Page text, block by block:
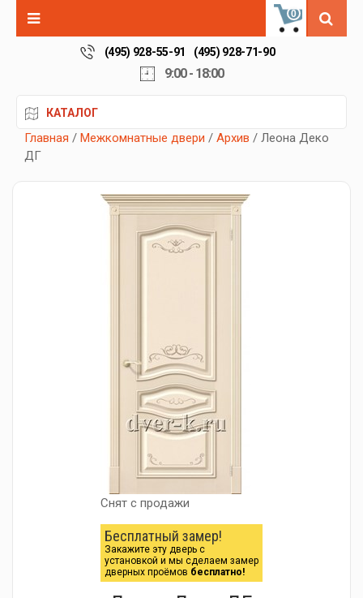
0
(495) 928-55-91 (495) 928-71-90
9:00 - 18:00
КАТАЛОГ
Главная / Межкомнатные двери / Архив / Леона Деко
ДГ
Снят с продажи
Бесплатный замер!
Закажите эту дверь с
установкой и мы сделаем замер
дверных проёмов бесплатно!